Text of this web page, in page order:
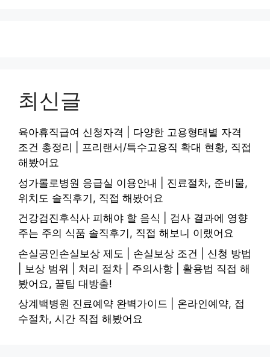
최신글
육아휴직급여 신청자격 | 다양한 고용형태별 자격
조건 총정리 | 프리랜서/특수고용직 확대 현황, 직접
해봤어요
성가롤로병원 응급실 이용안내 | 진료절차, 준비물,
위치도 솔직후기, 직접 해봤어요
건강검진후식사 피해야 할 음식 | 검사 결과에 영향
주는 주의 식품 솔직후기, 직접 해보니 이랬어요
손실공인손실보상 제도 | 손실보상 조건 | 신청 방법
| 보상 범위 | 처리 절차 | 주의사항 | 활용법 직접 해
봤어요, 꿀팁 대방출!
상계백병원 진료예약 완벽가이드 | 온라인예약, 접
수절차, 시간 직접 해봤어요